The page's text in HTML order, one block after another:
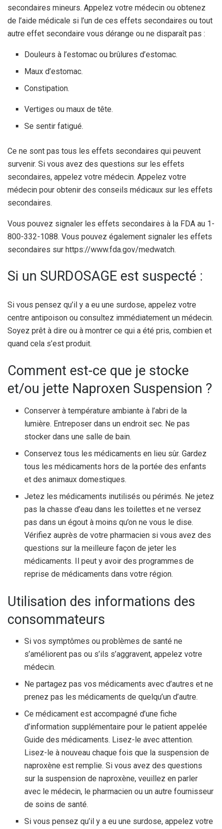
secondaires mineurs. Appelez votre médecin ou obtenez
de l’aide médicale si l’un de ces effets secondaires ou tout
autre effet secondaire vous dérange ou ne disparaît pas :
Douleurs à l’estomac ou brûlures d’estomac.
Maux d’estomac.
Constipation.
Vertiges ou maux de tête.
Se sentir fatigué.
Ce ne sont pas tous les effets secondaires qui peuvent
survenir. Si vous avez des questions sur les effets
secondaires, appelez votre médecin. Appelez votre
médecin pour obtenir des conseils médicaux sur les effets
secondaires.
Vous pouvez signaler les effets secondaires à la FDA au 1-
800-332-1088. Vous pouvez également signaler les effets
secondaires sur https://www.fda.gov/medwatch.
Si un SURDOSAGE est suspecté :
Si vous pensez qu’il y a eu une surdose, appelez votre
centre antipoison ou consultez immédiatement un médecin.
Soyez prêt à dire ou à montrer ce qui a été pris, combien et
quand cela s’est produit.
Comment est-ce que je stocke
et/ou jette Naproxen Suspension ?
Conserver à température ambiante à l’abri de la
lumière. Entreposer dans un endroit sec. Ne pas
stocker dans une salle de bain.
Conservez tous les médicaments en lieu sûr. Gardez
tous les médicaments hors de la portée des enfants
et des animaux domestiques.
Jetez les médicaments inutilisés ou périmés. Ne jetez
pas la chasse d’eau dans les toilettes et ne versez
pas dans un égout à moins qu’on ne vous le dise.
Vérifiez auprès de votre pharmacien si vous avez des
questions sur la meilleure façon de jeter les
médicaments. Il peut y avoir des programmes de
reprise de médicaments dans votre région.
Utilisation des informations des
consommateurs
Si vos symptômes ou problèmes de santé ne
s’améliorent pas ou s’ils s’aggravent, appelez votre
médecin.
Ne partagez pas vos médicaments avec d’autres et ne
prenez pas les médicaments de quelqu’un d’autre.
Ce médicament est accompagné d’une fiche
d’information supplémentaire pour le patient appelée
Guide des médicaments. Lisez-le avec attention.
Lisez-le à nouveau chaque fois que la suspension de
naproxène est remplie. Si vous avez des questions
sur la suspension de naproxène, veuillez en parler
avec le médecin, le pharmacien ou un autre fournisseur
de soins de santé.
Si vous pensez qu’il y a eu une surdose, appelez votre